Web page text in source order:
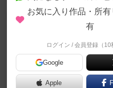
141名
核戦争後の世界で
国が競争＆協力を
意に反して海底に
大賢者
お気に入り作品・所
有
ログイン / 会員登録（10
Google
Apple